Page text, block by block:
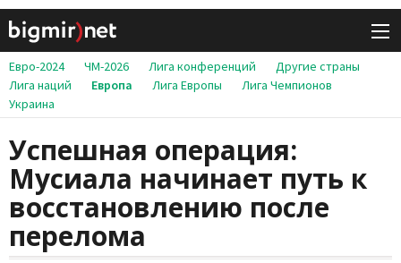
Евро-2024 ЧМ-2026 Лига конференций
Другие страны
Лига наций
Европа Лига Европы
Лига Чемпионов
Украина
Успешная операция:
Мусиала начинает путь к
восстановлению после
перелома